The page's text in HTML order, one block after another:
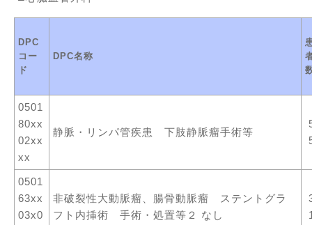
DPC
コー
ド
DPC名称
0501
80xx
02xx
xx
静脈・リンパ管疾患 下肢静脈瘤手術等
0501
63xx
03x0
非破裂性大動脈瘤、腸骨動脈瘤 ステントグラ
フト内挿術 手術・処置等２ なし